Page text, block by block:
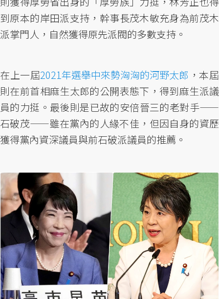
到原本的岸田派支持，幹事長茂木敏充身為前茂木
派掌門人，自然獲得原先派閥的多數支持。
在上一屆2021年選舉中來勢洶洶的河野太郎 ，本屆
則在前首相麻生太郎的公開表態下，得到麻生派議
員的力挺。最後則是已故的安倍晉三的老對手——
石破茂——雖在黨內的人緣不佳，但因自身的資歷
獲得黨內資深議員與前石破派議員的推薦。